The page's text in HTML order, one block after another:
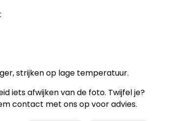
strijken op lage temperatuur.
iets afwijken van de foto. Twijfel je?
contact met ons op voor advies.